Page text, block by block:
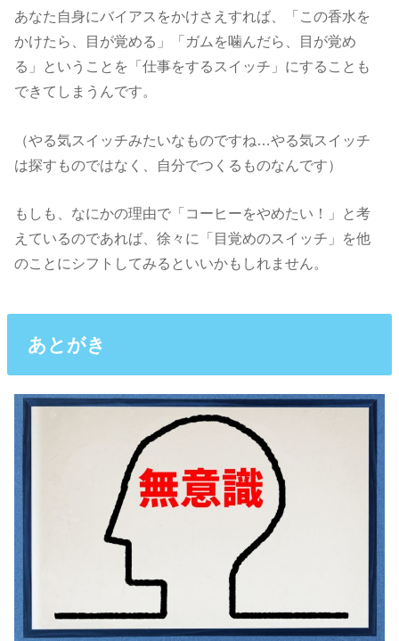
あなた自身にバイアスをかけさえすれば、「この香水を
かけたら、目が覚める」「ガムを噛んだら、目が覚め
る」ということを「仕事をするスイッチ」にすることも
できてしまうんです。
（やる気スイッチみたいなものですね…やる気スイッチ
は探すものではなく、自分でつくるものなんです）
もしも、なにかの理由で「コーヒーをやめたい！」と考
えているのであれば、徐々に「目覚めのスイッチ」を他
のことにシフトしてみるといいかもしれません。
あとがき